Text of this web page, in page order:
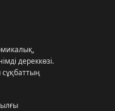
дереккөзі.